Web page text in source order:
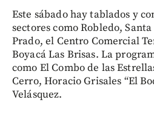
Este sábado hay tablados y
sectores como Robledo,
Prado, el Centro Comercial
Boyacá Las Brisas. La
como El Combo de las
Cerro, Horacio Grisales “El
Velásquez.